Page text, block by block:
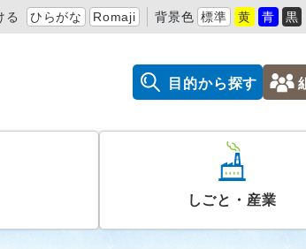
る ひらがな Romaji 背景色 標準 黄 青 黒
目的から探す
しごと・産業